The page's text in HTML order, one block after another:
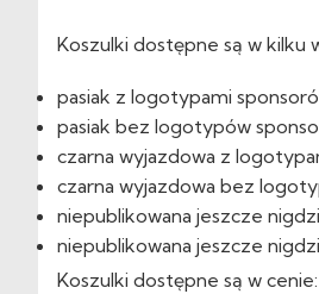
Koszulki dostępne są w kilku
pasiak z logotypami
pasiak bez logotypów
czarna wyjazdowa z
czarna wyjazdowa bez
niepublikowana jeszcze
niepublikowana jeszcze
Koszulki dostępne są w